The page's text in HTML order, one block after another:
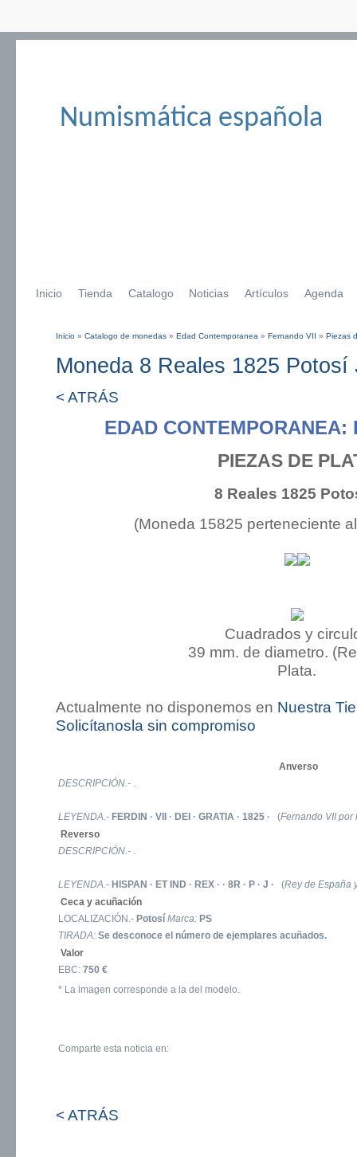
Numismática española
Inicio Tienda Catalogo Noticias Artículos Agenda
Inicio » Catalogo de monedas » Edad Contemporanea » Fernando VII » Piezas
Moneda 8 Reales 1825 Potosí
< ATRÁS
EDAD CONTEMPORANEA:
PIEZAS DE
8 Reales 1825
(Moneda 15825 perteneciente
Cuadrados y
39 mm. de diametro.
Plata.
Actualmente no disponemos en Nuestra
Solicítanosla sin compromiso
Anverso
DESCRIPCIÓN.- .
LEYENDA.- FERDIN · VII · DEI · GRATIA · 1825 · (Fernando VII por
Reverso
DESCRIPCIÓN.- .
LEYENDA.- HISPAN · ET IND · REX · · 8R · P · J · (Rey de España
Ceca y acuñación
LOCALIZACIÓN.- Potosí Marca: PS
TIRADA: Se desconoce el número de ejemplares acuñados.
Valor
EBC: 750 €
* La imagen corresponde a la del modelo.
Comparte esta noticia en:
< ATRÁS